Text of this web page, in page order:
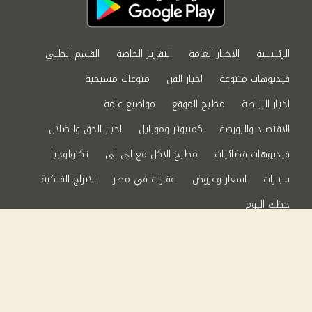
الرئيسية الاخبار العامة التقارير الخاصة
القسم الطبي
فيديوهات متنوعة
اخبار الفن
منوعات مسيحية
اخبار الرياضة
مطبخ الموقع
مواضيع عامة
الاقتصاد والبورصة
كمبيوتر وموبايل
اخبار الحق والضلال
فيديوهات فضائيات
مطبخ الاكل مع لى لى
تكنولوجيا
سيارات
اسعار وعروض عقارات في مصر
الابراج الفلكية
حظك اليوم